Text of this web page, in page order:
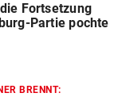
Fortsetzung
Partie pochte
BRENNT: